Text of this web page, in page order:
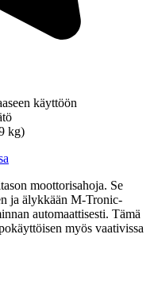
käyttöön
kg)
moottorisahoja. Se
ja älykkään M-Tronic-
automaattisesti. Tämä
myös vaativissa